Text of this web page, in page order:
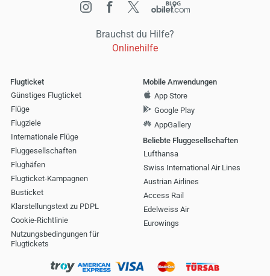
Brauchst du Hilfe?
Onlinehilfe
Flugticket
Günstiges Flugticket
Flüge
Flugziele
Internationale Flüge
Fluggesellschaften
Flughäfen
Flugticket-Kampagnen
Busticket
Klarstellungstext zu PDPL
Cookie-Richtlinie
Nutzungsbedingungen für
Flugtickets
Mobile Anwendungen
App Store
Google Play
AppGallery
Beliebte Fluggesellschaften
Lufthansa
Swiss International Air Lines
Austrian Airlines
Access Rail
Edelweiss Air
Eurowings